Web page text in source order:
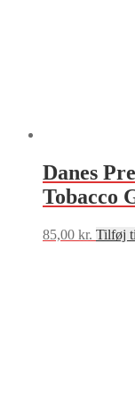
Danes
Tobacco
85,00 kr. Tilføj